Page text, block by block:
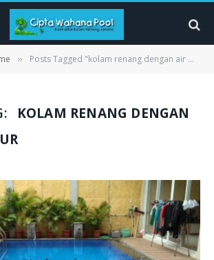
» Posts Tagged "kolam renang dengan air mancur"
KOLAM RENANG DENGAN